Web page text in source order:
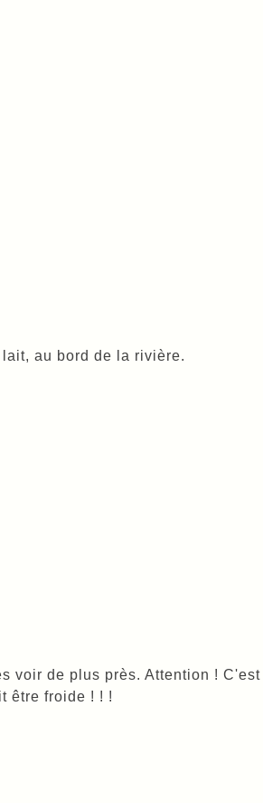
au bord de la rivière.
voir de plus près. Attention !
être froide ! ! !